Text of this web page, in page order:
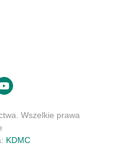
Wszelkie prawa
KDMC